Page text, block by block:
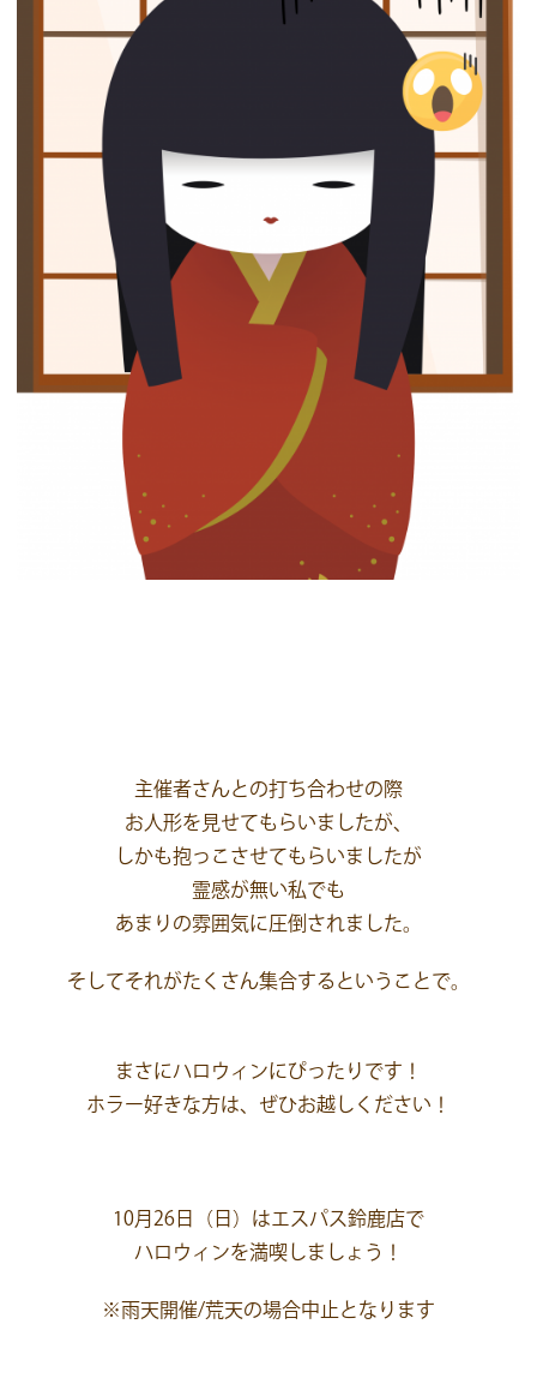
主催者さんとの打ち合わせの際
お人形を見せてもらいましたが、
しかも抱っこさせてもらいましたが
霊感が無い私でも
あまりの雰囲気に圧倒されました。
そしてそれがたくさん集合するということで。
まさにハロウィンにぴったりです！
ホラー好きな方は、ぜひお越しください！
10月26日（日）はエスパス鈴鹿店で
ハロウィンを満喫しましょう！
※雨天開催/荒天の場合中止となります